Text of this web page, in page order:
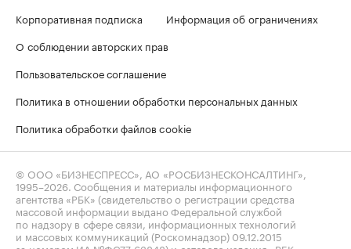
Корпоративная подписка
Информация об ограничениях
О соблюдении авторских прав
Пользовательское соглашение
Политика в отношении обработки персональных данных
Политика обработки файлов cookie
© ООО «БИЗНЕСПРЕСС», АО «РОСБИЗНЕСКОНСАЛТИНГ»,
1995–2026 . Сообщения и материалы информационного
агентства «РБК» (свидетельство о регистрации средства
массовой информации выдано Федеральной службой
по надзору в сфере связи, информационных технологий
и массовых коммуникаций (Роскомнадзор) 09.12.2015